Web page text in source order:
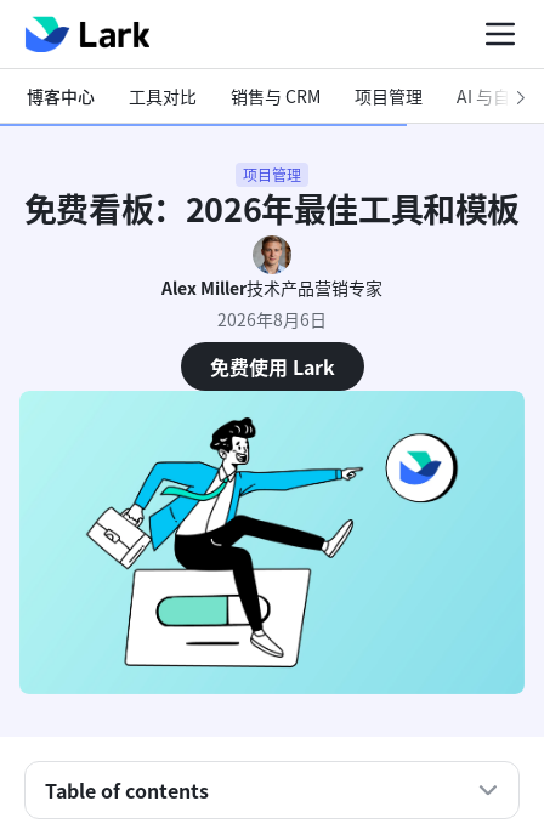
博客中心 工具对比 销售与 CRM 项目管理 AI 与自动化
项目管理
免费看板：2026年最佳工具和模板
Alex Miller技术产品营销专家
2026年8月6日
免费使用 Lark
Table of contents
什么是看板画板？